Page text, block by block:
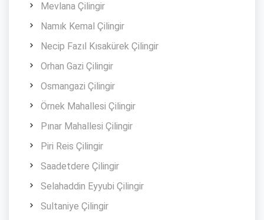
Mevlana Çilingir
Namık Kemal Çilingir
Necip Fazıl Kısakürek Çilingir
Orhan Gazi Çilingir
Osmangazi Çilingir
Örnek Mahallesi Çilingir
Pınar Mahallesi Çilingir
Piri Reis Çilingir
Saadetdere Çilingir
Selahaddin Eyyubi Çilingir
Sultaniye Çilingir